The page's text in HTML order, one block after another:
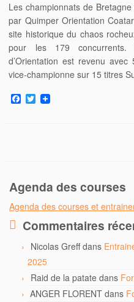
Les championnats de
par Quimper Orientation
site historique du chaos
pour les 179
d’Orientation est revenu
vice-championne sur 15 titres
F
a
T
w
Agenda des courses
Agenda des courses et
Commentaires
Nicolas Greffdans
2025
Raid de la patate dans
ANGER FLORENT dans